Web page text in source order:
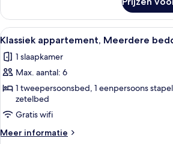
laden
appartement,
tweepersoonsbed
slaapbank
Alle
foto's
voor
Klassiek
appartement,
Meerdere
bedden
laden
Een
32
Klassiek appartement, Meerdere
1 slaapkamer
Max. aantal: 6
1 tweepersoonsbed, 1 eenpersoons
zetelbed
Gratis wifi
Meer informatie
Meer